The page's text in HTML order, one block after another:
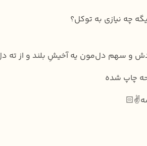
چه نیازی به توکل؟
و سهم دل‌مون یه آخیشِ بلند و از ته